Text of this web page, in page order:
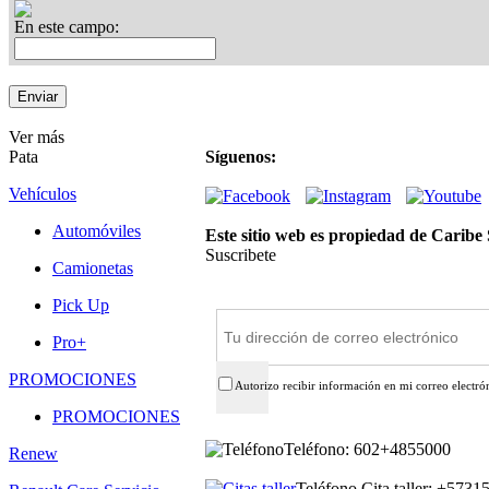
En este campo:
Ver más
Pata
Vehículos
Automóviles
Camionetas
Pick Up
Pro+
PROMOCIONES
PROMOCIONES
Renew
Síguenos:
Este sitio web es propiedad de Caribe
Suscribete
Autorizo recibir información en mi correo
Teléfono: 602+4855000